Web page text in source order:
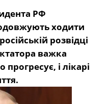
РФ
ходити
розвідці
важка
і лікарі